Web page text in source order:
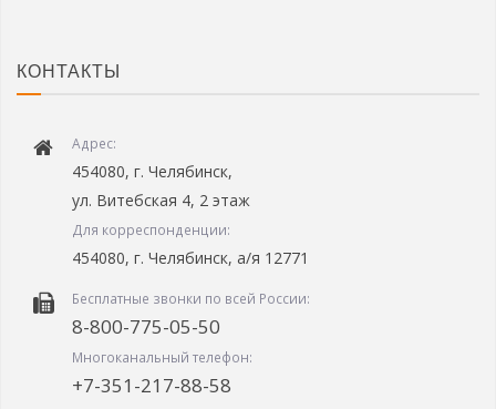
КОНТАКТЫ
Адрес:
454080, г. Челябинск,
ул. Витебская 4, 2 этаж
Для корреспонденции:
454080, г. Челябинск, а/я 12771
Бесплатные звонки по всей России:
8-800-775-05-50
Многоканальный телефон:
+7-351-217-88-58